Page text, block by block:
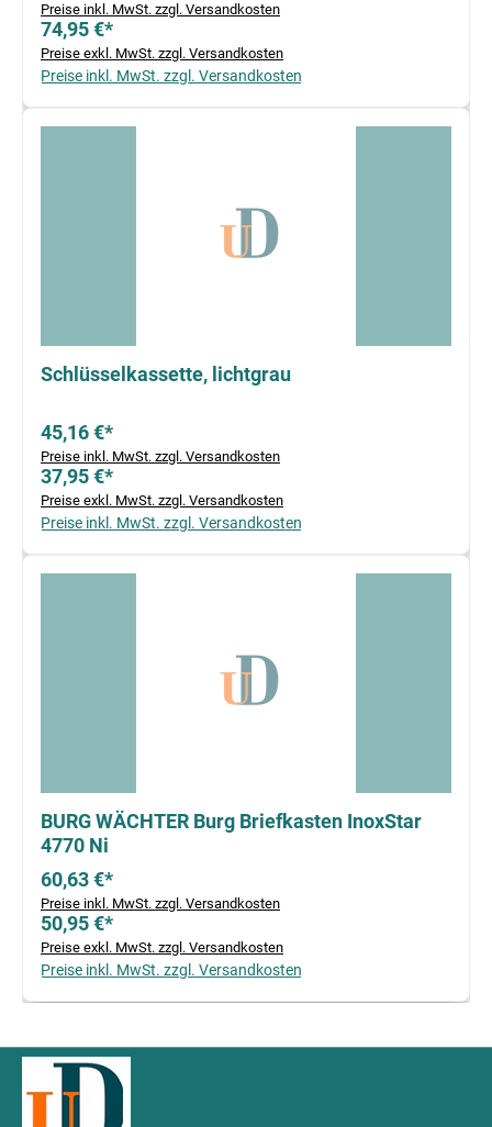
Preise inkl. MwSt. zzgl. Versandkosten
74,95 €*
Preise exkl. MwSt. zzgl. Versandkosten
Preise inkl. MwSt. zzgl. Versandkosten
Schlüsselkassette, lichtgrau
45,16 €*
Preise inkl. MwSt. zzgl. Versandkosten
37,95 €*
Preise exkl. MwSt. zzgl. Versandkosten
Preise inkl. MwSt. zzgl. Versandkosten
BURG WÄCHTER Burg Briefkasten InoxStar
4770 Ni
60,63 €*
Preise inkl. MwSt. zzgl. Versandkosten
50,95 €*
Preise exkl. MwSt. zzgl. Versandkosten
Preise inkl. MwSt. zzgl. Versandkosten